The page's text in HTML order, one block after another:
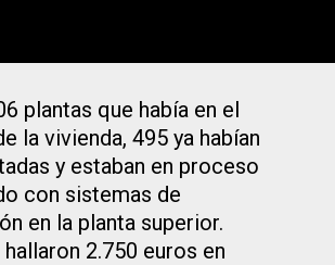
plantas que había en el
la vivienda, 495 ya habían
y estaban en proceso
con sistemas de
en la planta superior.
2.750 euros en